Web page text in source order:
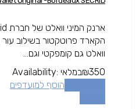
הקארד פרוטקטור בשילוב עור
וואלט גם קומפקטי וגם...
₪350
Availability: במלאי
הוסף למועדפים